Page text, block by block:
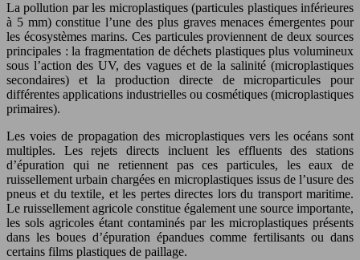
La pollution par les microplastiques (particules plastiques inférieures
à 5 mm) constitue l’une des plus graves menaces émergentes pour
les écosystèmes marins. Ces particules proviennent de deux sources
principales : la fragmentation de déchets plastiques plus volumineux
sous l’action des UV, des vagues et de la salinité (microplastiques
secondaires) et la production directe de microparticules pour
différentes applications industrielles ou cosmétiques (microplastiques
primaires).
Les voies de propagation des microplastiques vers les océans sont
multiples. Les rejets directs incluent les effluents des stations
d’épuration qui ne retiennent pas ces particules, les eaux de
ruissellement urbain chargées en microplastiques issus de l’usure des
pneus et du textile, et les pertes directes lors du transport maritime.
Le ruissellement agricole constitue également une source importante,
les sols agricoles étant contaminés par les microplastiques présents
dans les boues d’épuration épandues comme fertilisants ou dans
certains films plastiques de paillage.